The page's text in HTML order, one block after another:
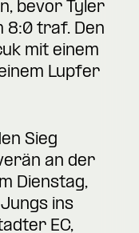
bevor Tyler
8:0 traf. Den
mit einem
Lupfer
Sieg
an der
Dienstag,
ins
EC,